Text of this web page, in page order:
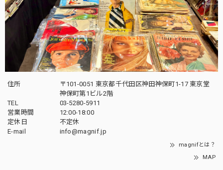
住所
〒101-0051 東京都千代田区神田神保町1-17 東京堂
神保町第1ビル2階
TEL
03-5280-5911
営業時間
12:00-18:00
定休日
不定休
E-mail
info@magnif.jp
magnifとは？
MAP